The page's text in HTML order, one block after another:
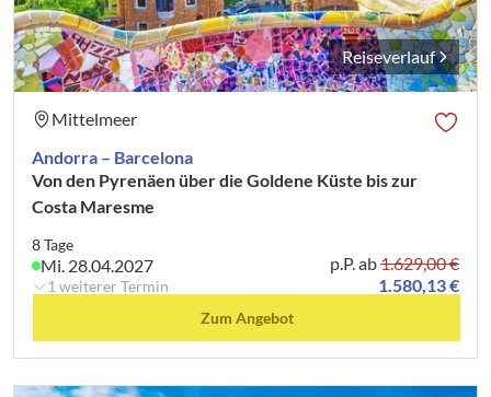
Reiseverlauf
Mittelmeer
Andorra – Barcelona
Von den Pyrenäen über die Goldene Küste bis zur
Costa Maresme
8 Tage
Mi. 28.04.2027
1 weiterer Termin
p.P. ab1.629,00 €
1.580,13 €
Zum Angebot